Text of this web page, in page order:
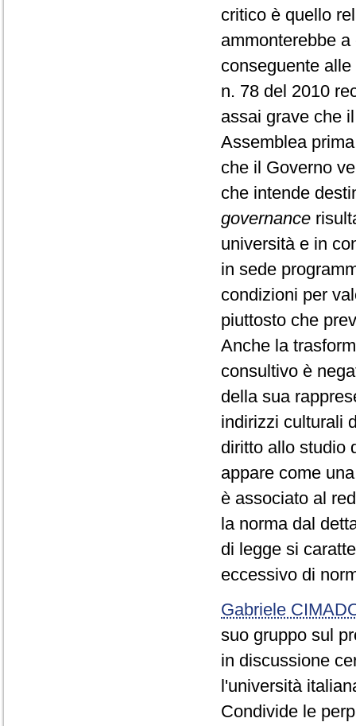
critico è quello
ammonterebbe
conseguente
n. 78 del 2010
assai grave che
Assemblea
che il Governo
che intende
governance
università e in
in sede
condizioni per
piuttosto che
Anche la
consultivo è
della sua
indirizzi culturali
diritto allo studio
appare come
è associato al
la norma dal
di legge si
eccessivo di
Gabriele
suo gruppo sul
in discussione
l'università
Condivide le